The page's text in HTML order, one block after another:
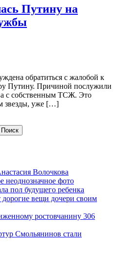
Путину на
обратиться с жалобой к
Путину. Причиной послужили
с собственным ТСЖ. Это
звезды, уже […]
Поиск
Волочкова
неоднозначное фото
пол будущего ребенка
вещи дочери своим
ростовчанину 306
Смольянинов стали